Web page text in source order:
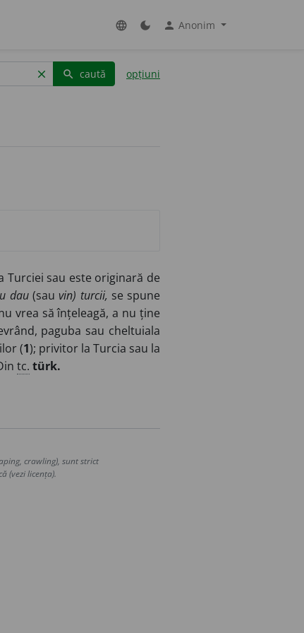
language dark_mode person Anonim
clear search caută opțiuni
Turciei sau este originară de
dau(sauvin) turcii, se spune
vrea să înțeleagă, a nu ține
paguba sau cheltuiala
(1); privitor la Turcia sau la
tc. türk.
crawling), sunt strict
(vezi licența).